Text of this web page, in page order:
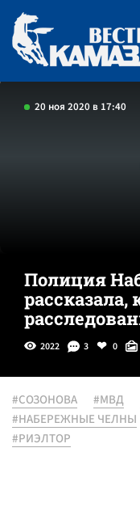
20 ноя 2020 в 17:40
Полиция
2022 3 0
#СОЗОНОВА #МВД
#НАБЕРЕЖНЫЕ ЧЕЛНЫ
#РИЭЛТОР